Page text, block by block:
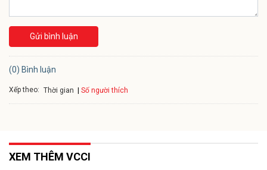
Gửi bình luận
(0) Bình luận
Xếp theo: Thời gian Số người thích
XEM THÊM VCCI